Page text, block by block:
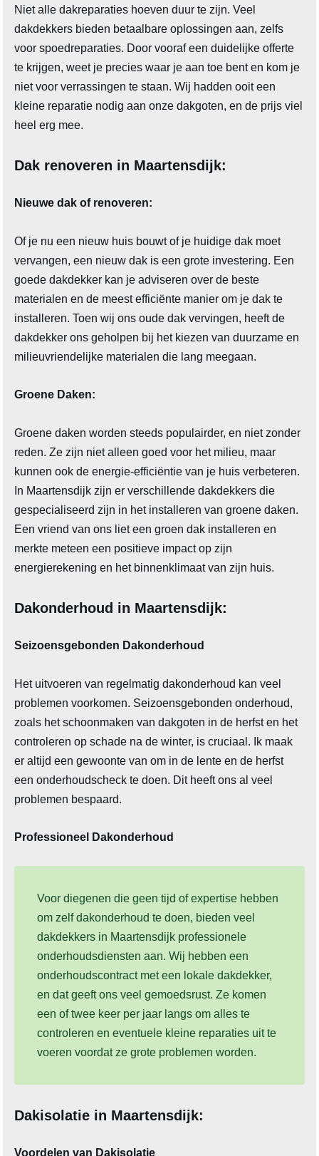
Niet alle dakreparaties hoeven duur te zijn. Veel
dakdekkers bieden betaalbare oplossingen aan, zelfs
voor spoedreparaties. Door vooraf een duidelijke offerte
te krijgen, weet je precies waar je aan toe bent en kom je
niet voor verrassingen te staan. Wij hadden ooit een
kleine reparatie nodig aan onze dakgoten, en de prijs viel
heel erg mee.
Dak renoveren in Maartensdijk:
Nieuwe dak of renoveren:
Of je nu een nieuw huis bouwt of je huidige dak moet
vervangen, een nieuw dak is een grote investering. Een
goede dakdekker kan je adviseren over de beste
materialen en de meest efficiënte manier om je dak te
installeren. Toen wij ons oude dak vervingen, heeft de
dakdekker ons geholpen bij het kiezen van duurzame en
milieuvriendelijke materialen die lang meegaan.
Groene Daken:
Groene daken worden steeds populairder, en niet zonder
reden. Ze zijn niet alleen goed voor het milieu, maar
kunnen ook de energie-efficiëntie van je huis verbeteren.
In Maartensdijk zijn er verschillende dakdekkers die
gespecialiseerd zijn in het installeren van groene daken.
Een vriend van ons liet een groen dak installeren en
merkte meteen een positieve impact op zijn
energierekening en het binnenklimaat van zijn huis.
Dakonderhoud in Maartensdijk:
Seizoensgebonden Dakonderhoud
Het uitvoeren van regelmatig dakonderhoud kan veel
problemen voorkomen. Seizoensgebonden onderhoud,
zoals het schoonmaken van dakgoten in de herfst en het
controleren op schade na de winter, is cruciaal. Ik maak
er altijd een gewoonte van om in de lente en de herfst
een onderhoudscheck te doen. Dit heeft ons al veel
problemen bespaard.
Professioneel Dakonderhoud
Voor diegenen die geen tijd of expertise hebben
om zelf dakonderhoud te doen, bieden veel
dakdekkers in Maartensdijk professionele
onderhoudsdiensten aan. Wij hebben een
onderhoudscontract met een lokale dakdekker,
en dat geeft ons veel gemoedsrust. Ze komen
een of twee keer per jaar langs om alles te
controleren en eventuele kleine reparaties uit te
voeren voordat ze grote problemen worden.
Dakisolatie in Maartensdijk:
Voordelen van Dakisolatie